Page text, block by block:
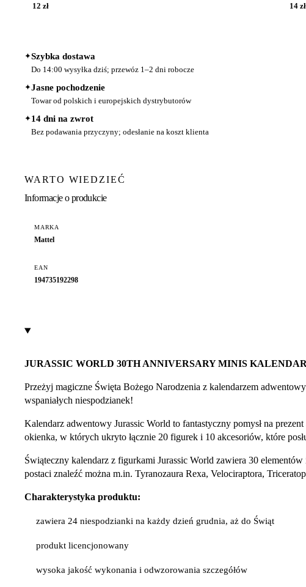
12 zł 14 zł
✦Szybka dostawa
Do 14:00 wysyłka dziś; przewóz 1–2 dni robocze
✦Jasne pochodzenie
Towar od polskich i europejskich dystrybutorów
✦14 dni na zwrot
Bez podawania przyczyny; odesłanie na koszt klienta
WARTO WIEDZIEĆ
Informacje o produkcie
MARKA
Mattel
EAN
194735192298
JURASSIC WORLD 30TH ANNIVERSARY MINIS
Przeżyj magiczne Święta Bożego Narodzenia z kalendarzem
wspaniałych niespodzianek!
Kalendarz adwentowy Jurassic World to fantastyczny pomysł na
okienka, w których ukryto łącznie 20 figurek i 10 akcesoriów, które
Świąteczny kalendarz z figurkami Jurassic World zawiera 30
postaci znaleźć można m.in. Tyranozaura Rexa, Velociraptora,
Charakterystyka produktu:
zawiera 24 niespodzianki na każdy dzień grudnia, aż do Świąt
produkt licencjonowany
wysoka jakość wykonania i odwzorowania szczegółów